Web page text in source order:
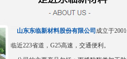
山东东临新材料股份有限公司 成立于
临近223省道，G25高速，交通便利。